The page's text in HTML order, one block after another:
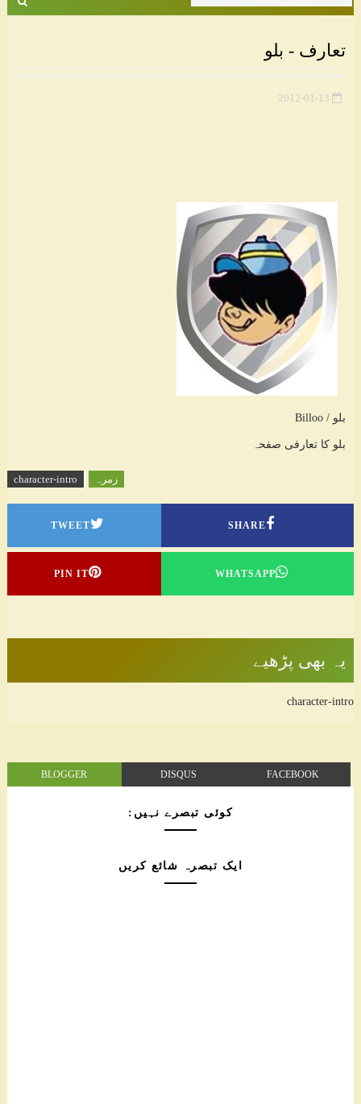
تعارف - بلو
2012-01-13
بلو / Billoo
بلو کا تعارفی صفحہ
زمرہ character-intro
TWEET SHARE
PIN IT WHATSAPP
یہ بھی پڑھیے
character-intro
BLOGGER DISQUS FACEBOOK
کوئی تبصرے نہیں:
ایک تبصرہ شائع کریں